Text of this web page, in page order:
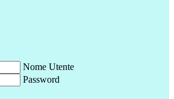
Nome Utente
Password